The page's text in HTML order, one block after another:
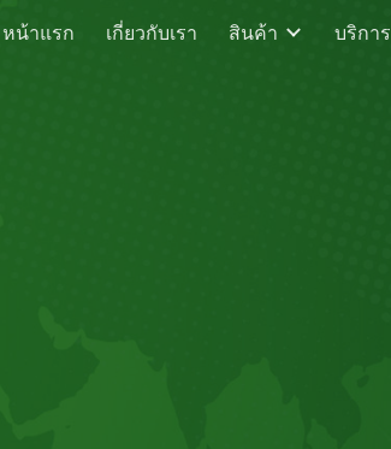
Skip to navigation
หน้าแรก เกี่ยวกับเรา สินค้า บริการ